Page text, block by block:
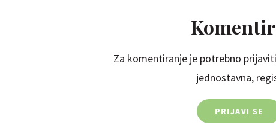
Za komentiranje je potrebno
jednostavna,
PRIJAVI SE